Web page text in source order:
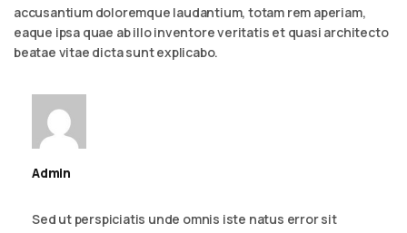
accusantium doloremque laudantium, totam rem aperiam,
eaque ipsa quae ab illo inventore veritatis et quasi architecto
beatae vitae dicta sunt explicabo.
Admin
Sed ut perspiciatis unde omnis iste natus error sit